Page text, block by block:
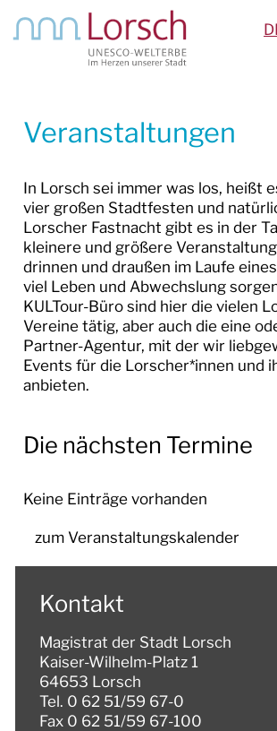
Veranstaltungsübersicht
Veranstaltung anmelden
TERMINE
PRESSEMELDUNGEN
BILDERGALERIEN
BAUSTELLEN IN LORSCH
BAUSTELLENTAGEBUCH
AMTLICHE
RATHAUS & SERVICE
Veranstaltungen
In Lorsch sei immer was los, heißt
vier großen Stadtfesten und
Lorscher Fastnacht gibt es in der
kleinere und größere
drinnen und draußen im Laufe
viel Leben und Abwechslung
KULTour-Büro sind hier die vielen
Vereine tätig, aber auch die eine
Partner-Agentur, mit der wir
Events für die Lorscher*innen und
anbieten.
Die nächsten Termine
Keine Einträge vorhanden
zum Veranstaltungskalender
Kontakt
Magistrat der Stadt Lorsch
Kaiser-Wilhelm-Platz 1
64653 Lorsch
Tel. 0 62 51/59 67-0
Fax 0 62 51/59 67-100